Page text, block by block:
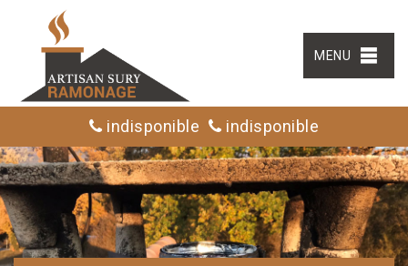
MENU
indisponible indisponible